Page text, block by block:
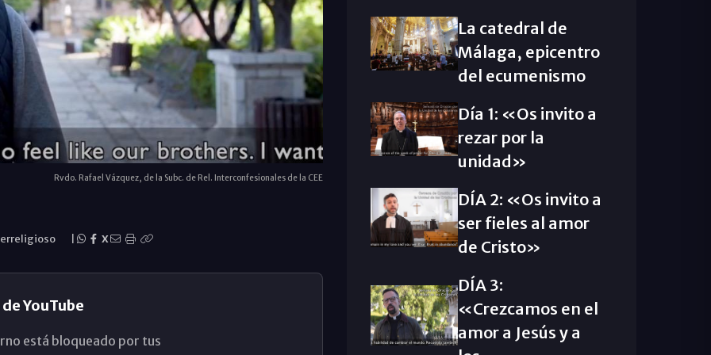
Rvdo. Rafael Vázquez, de la Subc. de Rel. Interconfesionales de la CEE
X
YouTube
está bloqueado por tus
La catedral de
Málaga, epicentro
del ecumenismo
Día 1: «Os invito a
rezar por la
unidad»
DÍA 2: «Os invito a
ser fieles al amor
de Cristo»
DÍA 3:
«Crezcamos en el
amor a Jesús y a